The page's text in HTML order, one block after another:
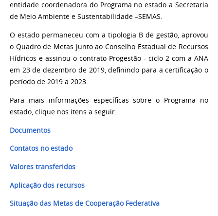
entidade coordenadora do Programa no estado a Secretaria
de Meio Ambiente e Sustentabilidade –SEMAS.
O estado permaneceu com a tipologia B de gestão, aprovou
o Quadro de Metas junto ao Conselho Estadual de Recursos
Hídricos e assinou o contrato Progestão - ciclo 2 com a ANA
em 23 de dezembro de 2019, definindo para a certificação o
período de 2019 a 2023.
Para mais informações específicas sobre o Programa no
estado, clique nos itens a seguir.
Documentos
Contatos no estado
Valores transferidos
Aplicação dos recursos
Situação das Metas de Cooperação Federativa